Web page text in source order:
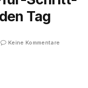
Tag
Keine Kommentare